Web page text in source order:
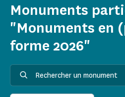
Monuments
"Monuments en
forme 2026"